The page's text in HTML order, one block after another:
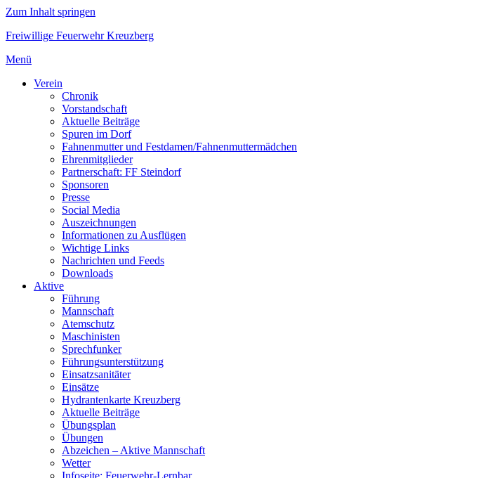
Zum Inhalt springen
Freiwillige Feuerwehr Kreuzberg
Menü
Verein
Chronik
Vorstandschaft
Aktuelle Beiträge
Spuren im Dorf
Fahnenmutter und Festdamen/Fahnenmuttermädchen
Ehrenmitglieder
Partnerschaft: FF Steindorf
Sponsoren
Presse
Social Media
Auszeichnungen
Informationen zu Ausflügen
Wichtige Links
Nachrichten und Feeds
Downloads
Aktive
Führung
Mannschaft
Atemschutz
Maschinisten
Sprechfunker
Führungsunterstützung
Einsatzsanitäter
Einsätze
Hydrantenkarte Kreuzberg
Aktuelle Beiträge
Übungsplan
Übungen
Abzeichen – Aktive Mannschaft
Wetter
Infoseite: Feuerwehr-Lernbar